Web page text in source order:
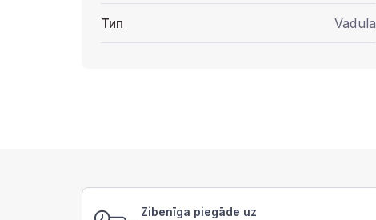
Тип Vadula
Zibenīga piegāde uz